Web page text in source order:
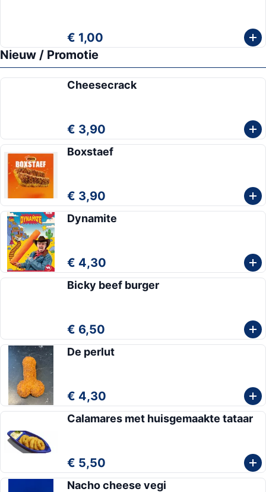
€ 1,00
Nieuw / Promotie
Cheesecrack
€ 3,90
Boxstaef
€ 3,90
Dynamite
€ 4,30
Bicky beef burger
€ 6,50
De perlut
€ 4,30
Calamares met huisgemaakte tataar
€ 5,50
Nacho cheese vegi